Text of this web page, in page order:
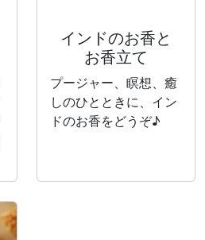
インドのお香と
お香立て
プージャー、瞑想、癒
しのひとときに、イン
ドのお香をどうぞ♪